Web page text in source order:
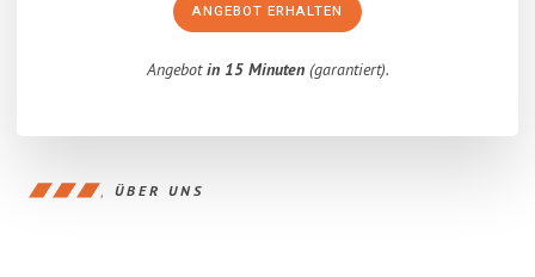
ANGEBOT ERHALTEN
Angebotin 15 Minuten(garantiert).
ÜBER UNS